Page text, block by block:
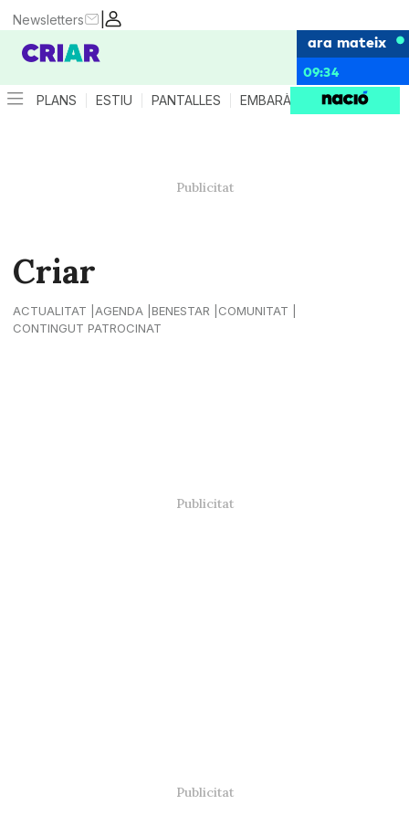
|
Newsletters
ara mateix
09:34
PLANS ESTIU PANTALLES EMBARÀS CRIANÇA
Criar
ACTUALITAT AGENDA BENESTAR
COMUNITAT
CONTINGUT PATROCINAT